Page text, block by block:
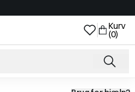
Kurv
(0)